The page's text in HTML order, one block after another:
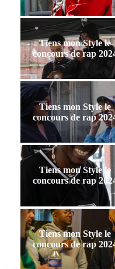
Tiens mon Style le
concours de rap
Tiens mon Style le
concours de rap
Tiens mon Style le
concours de rap
Tiens mon Style le
concours de rap